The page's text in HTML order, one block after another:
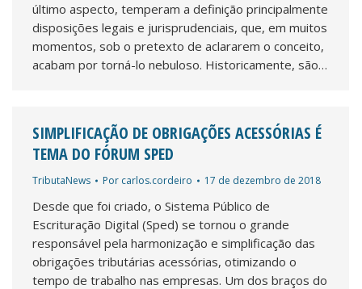
último aspecto, temperam a definição principalmente
disposições legais e jurisprudenciais, que, em muitos
momentos, sob o pretexto de aclararem o conceito,
acabam por torná-lo nebuloso. Historicamente, são…
SIMPLIFICAÇÃO DE OBRIGAÇÕES ACESSÓRIAS É
TEMA DO FÓRUM SPED
TributaNews Por carlos.cordeiro 17 de dezembro de 2018
Desde que foi criado, o Sistema Público de
Escrituração Digital (Sped) se tornou o grande
responsável pela harmonização e simplificação das
obrigações tributárias acessórias, otimizando o
tempo de trabalho nas empresas. Um dos braços do